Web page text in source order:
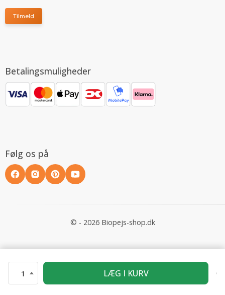
1 LÆG I KURV
Tilmeld
Betalingsmuligheder
Følg os på
© - 2026 Biopejs-shop.dk